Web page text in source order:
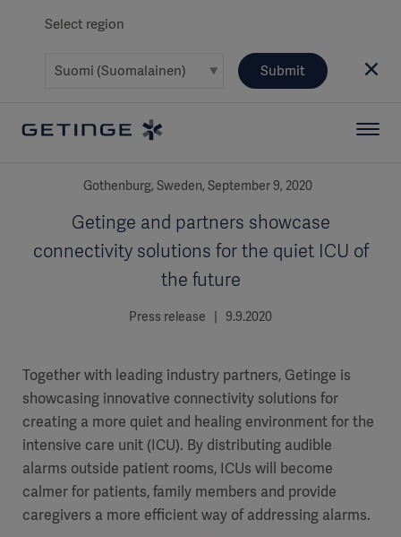
Select region
Submit
Gothenburg, Sweden, September 9, 2020
Getinge and partners showcase
connectivity solutions for the quiet ICU of
the future
Press release | 9.9.2020
Together with leading industry partners, Getinge is
showcasing innovative connectivity solutions for
creating a more quiet and healing environment for the
intensive care unit (ICU). By distributing audible
alarms outside patient rooms, ICUs will become
calmer for patients, family members and provide
caregivers a more efficient way of addressing alarms.